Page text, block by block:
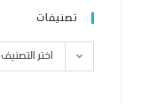
تصنيفات
اختر التصنيف